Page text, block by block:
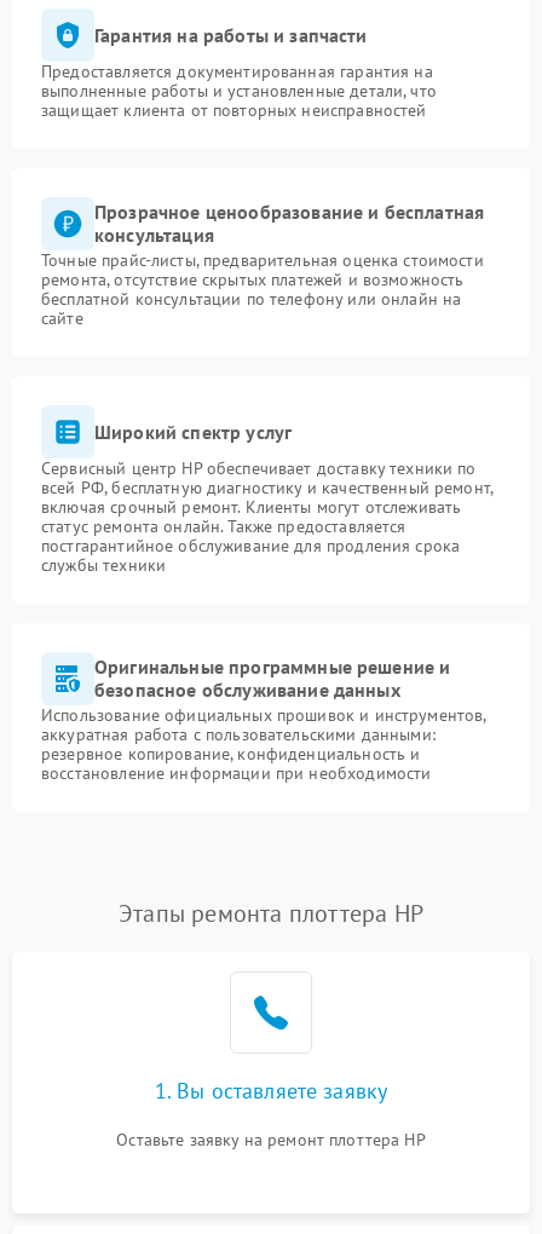
Гарантия на работы и запчасти
Предоставляется документированная гарантия на
выполненные работы и установленные детали, что
защищает клиента от повторных неисправностей
Прозрачное ценообразование и бесплатная
консультация
Точные прайс-листы, предварительная оценка стоимости
ремонта, отсутствие скрытых платежей и возможность
бесплатной консультации по телефону или онлайн на
сайте
Широкий спектр услуг
Сервисный центр HP обеспечивает доставку техники по
всей РФ, бесплатную диагностику и качественный ремонт,
включая срочный ремонт. Клиенты могут отслеживать
статус ремонта онлайн. Также предоставляется
постгарантийное обслуживание для продления срока
службы техники
Оригинальные программные решение и
безопасное обслуживание данных
Использование официальных прошивок и инструментов,
аккуратная работа с пользовательскими данными:
резервное копирование, конфиденциальность и
восстановление информации при необходимости
Этапы ремонта плоттера HP
1. Вы оставляете заявку
Оставьте заявку на ремонт плоттера HP